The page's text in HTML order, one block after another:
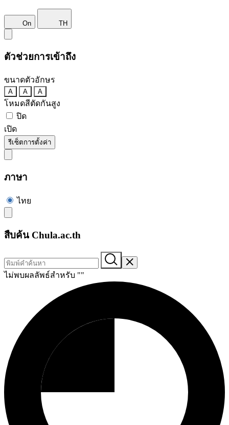
On TH
ตัวช่วยการเข้าถึง
ขนาดตัวอักษร
A A A
โหมดสีตัดกันสูง
ปิด
เปิด
รีเซ็ตการตั้งค่า
ภาษา
ไทย
สืบค้น Chula.ac.th
ไม่พบผลลัพธ์สำหรับ ""